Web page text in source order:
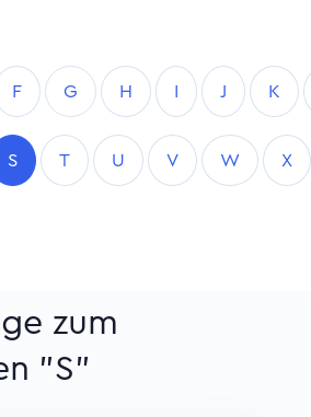
F G H I J K
S T U V W X
zum
"S"